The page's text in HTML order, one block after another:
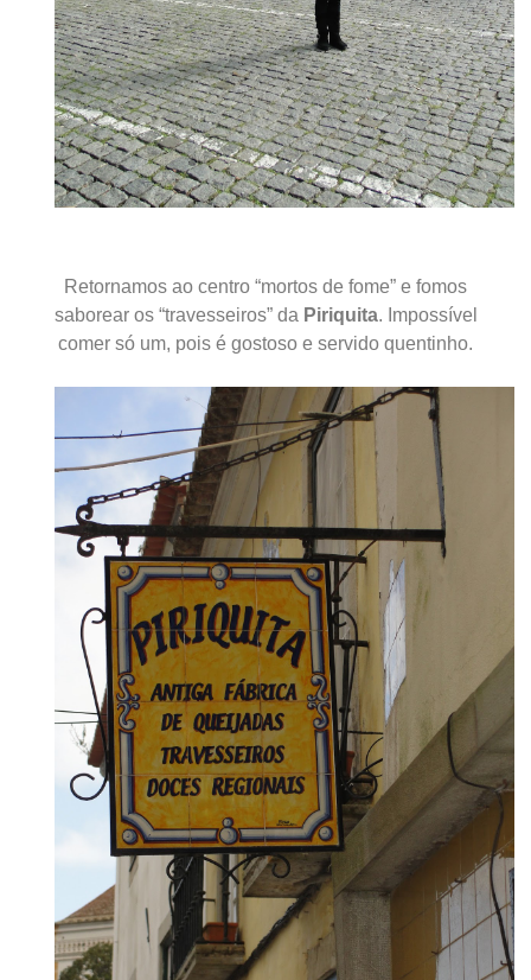
Retornamos ao centro “mortos de fome” e fomos
saborear os “travesseiros” da Piriquita. Impossível
comer só um, pois é gostoso e servido quentinho.